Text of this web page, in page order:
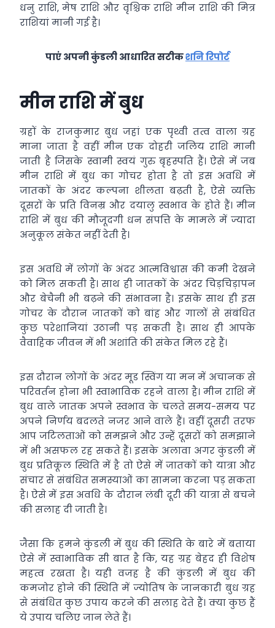
धनु राशि, मेष राशि और वृश्चिक राशि मीन राशि की मित्र
राशियां मानी गई है।
पाएं अपनी कुंडली आधारित सटीकशनि रिपोर्ट
मीन राशि में बुध
ग्रहों के राजकुमार बुध जहां एक पृथ्वी तत्व वाला ग्रह
माना जाता है वहीं मीन एक दोहरी जलिय राशि मानी
जाती है जिसके स्वामी स्वयं गुरु बृहस्पति हैं। ऐसे में जब
मीन राशि में बुध का गोचर होता है तो इस अवधि में
जातकों के अंदर कल्पना शीलता बढ़ती है, ऐसे व्यक्ति
दूसरों के प्रति विनम्र और दयालु स्वभाव के होते हैं। मीन
राशि में बुध की मौजूदगी धन संपत्ति के मामले में ज्यादा
अनुकूल संकेत नहीं देती है।
इस अवधि में लोगों के अंदर आत्मविश्वास की कमी देखने
को मिल सकती है। साथ ही जातकों के अंदर चिड़चिड़ापन
और बेचैनी भी बढ़ने की संभावना है। इसके साथ ही इस
गोचर के दौरान जातकों को बांह और गालों से संबंधित
कुछ परेशानियां उठानी पड़ सकती है। साथ ही आपके
वैवाहिक जीवन में भी अशांति की संकेत मिल रहे हैं।
इस दौरान लोगों के अंदर मूड स्विंग या मन में अचानक से
परिवर्तन होना भी स्वाभाविक रहने वाला है। मीन राशि में
बुध वाले जातक अपने स्वभाव के चलते समय-समय पर
अपने निर्णय बदलते नजर आने वाले हैं। वहीं दूसरी तरफ
आप जटिलताओं को समझने और उन्हें दूसरों को समझाने
में भी असफल रह सकते हैं। इसके अलावा अगर कुंडली में
बुध प्रतिकूल स्थिति में है तो ऐसे में जातकों को यात्रा और
संचार से संबंधित समस्याओं का सामना करना पड़ सकता
है। ऐसे में इस अवधि के दौरान लंबी दूरी की यात्रा से बचने
की सलाह दी जाती है।
जैसा कि हमने कुंडली में बुध की स्थिति के बारे में बताया
ऐसे में स्वाभाविक सी बात है कि, यह ग्रह बेहद ही विशेष
महत्व रखता है। यही वजह है की कुंडली में बुध की
कमजोर होने की स्थिति में ज्योतिष के जानकारी बुध ग्रह
से संबंधित कुछ उपाय करने की सलाह देते हैं। क्या कुछ हैं
ये उपाय चलिए जान लेते हैं।